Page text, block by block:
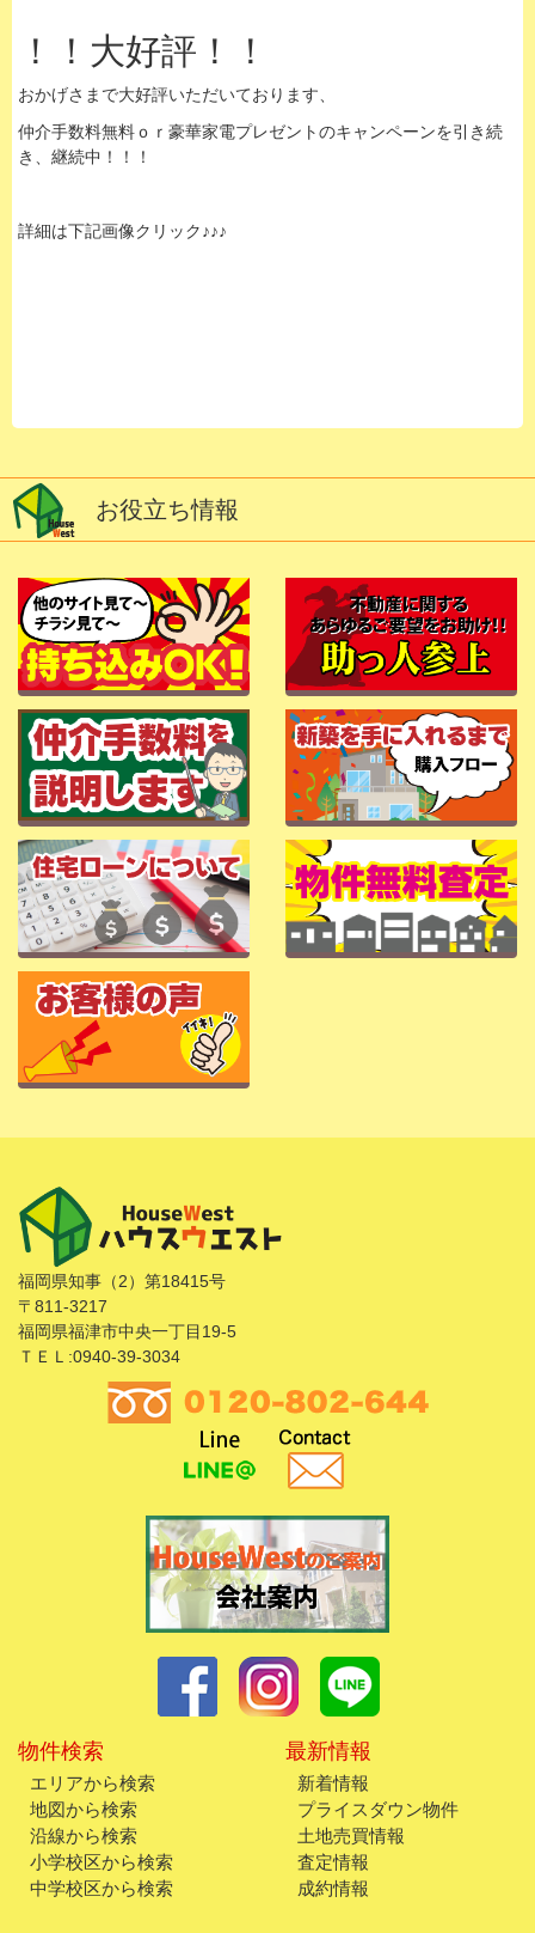
！！大好評！！
おかげさまで大好評いただいております、
仲介手数料無料ｏｒ豪華家電プレゼントのキャンペーンを引き続
き、継続中！！！
詳細は下記画像クリック♪♪♪
お役立ち情報
福岡県知事（2）第18415号
〒811-3217
福岡県福津市中央一丁目19-5
ＴＥＬ:0940-39-3034
物件検索
エリアから検索
地図から検索
沿線から検索
小学校区から検索
中学校区から検索
最新情報
新着情報
プライスダウン物件
土地売買情報
査定情報
成約情報